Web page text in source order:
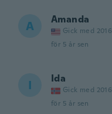
A Amanda
Gick med 2016
för 5 år sen
I Ida
Gick med 2016
för 5 år sen